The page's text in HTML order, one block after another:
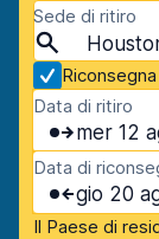
Sede di ritiro
Data di ritiro
mer 12
Data di
gio 20
Il Paese di